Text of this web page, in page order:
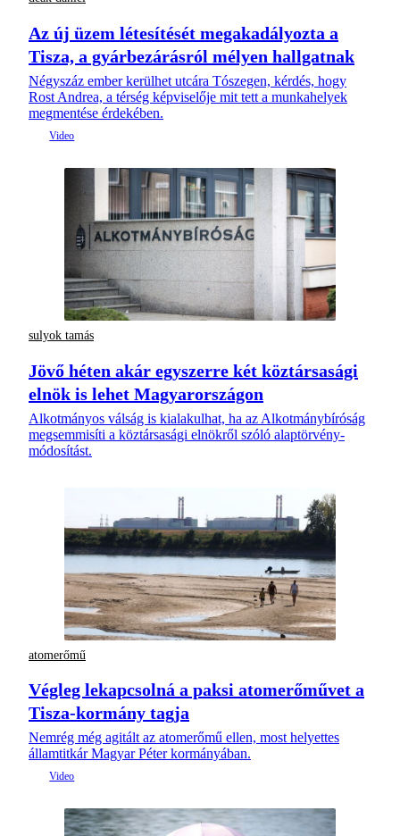
Az új üzem létesítését megakadályozta a
Tisza, a gyárbezárásról mélyen hallgatnak
Négyszáz ember kerülhet utcára Tószegen, kérdés, hogy
Rost Andrea, a térség képviselője mit tett a munkahelyek
megmentése érdekében.
sulyok tamás
Jövő héten akár egyszerre két köztársasági
elnök is lehet Magyarországon
Alkotmányos válság is kialakulhat, ha az Alkotmánybíróság
megsemmisíti a köztársasági elnökről szóló alaptörvény-
módosítást.
atomerőmű
Végleg lekapcsolná a paksi atomerőművet a
Tisza-kormány tagja
Nemrég még agitált az atomerőmű ellen, most helyettes
államtitkár Magyar Péter kormányában.